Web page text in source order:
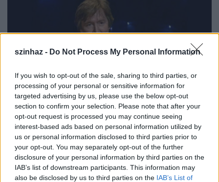
szinhaz - Do Not Process My Personal Information
If you wish to opt-out of the sale, sharing to third parties, or
processing of your personal or sensitive information for
targeted advertising by us, please use the below opt-out
section to confirm your selection. Please note that after your
opt-out request is processed you may continue seeing
interest-based ads based on personal information utilized by
us or personal information disclosed to third parties prior to
your opt-out. You may separately opt-out of the further
disclosure of your personal information by third parties on the
IAB’s list of downstream participants. This information may
also be disclosed by us to third parties on the IAB’s List of